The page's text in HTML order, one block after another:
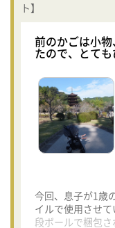
ト】
前のかごは小
たので、とても
今回、息子が1歳
イルで使用させて
段ボールで梱包